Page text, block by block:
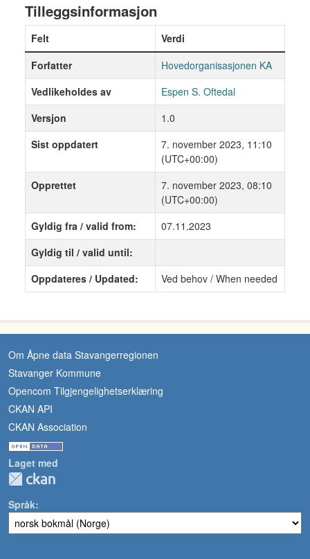
Tilleggsinformasjon
Felt
Verdi
Forfatter
Hovedorganisasjonen KA
Vedlikeholdes av
Espen S. Oftedal
Versjon
1.0
Sist oppdatert
7. november 2023, 11:10
(UTC+00:00)
Opprettet
7. november 2023, 08:10
(UTC+00:00)
Gyldig fra / valid from:
07.11.2023
Gyldig til / valid until:
Oppdateres / Updated:
Ved behov / When needed
Om Åpne data Stavangerregionen
Stavanger Kommune
Opencom Tilgjengelighetserklæring
CKAN API
CKAN Association
Laget med
Språk